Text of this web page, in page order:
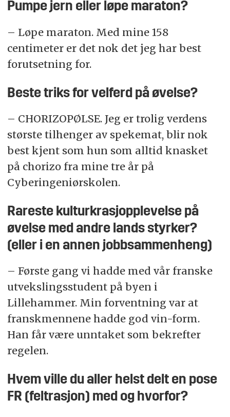
Pumpe jern eller løpe maraton?
– Løpe maraton. Med mine 158
centimeter er det nok det jeg har best
forutsetning for.
Beste triks for velferd på øvelse?
– CHORIZOPØLSE. Jeg er trolig verdens
største tilhenger av spekemat, blir nok
best kjent som hun som alltid knasket
på chorizo fra mine tre år på
Cyberingeniørskolen.
Rareste kulturkrasjopplevelse på
øvelse med andre lands styrker?
(eller i en annen jobbsammenheng)
– Første gang vi hadde med vår franske
utvekslingsstudent på byen i
Lillehammer. Min forventning var at
franskmennene hadde god vin-form.
Han får være unntaket som bekrefter
regelen.
Hvem ville du aller helst delt en pose
FR (feltrasjon) med og hvorfor?